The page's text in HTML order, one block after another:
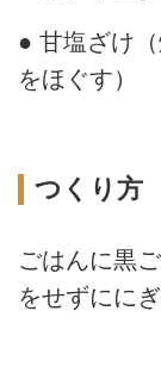
● 甘塩ざけ
をほぐす）
つくり方
ごはんに黒
をせずににぎ